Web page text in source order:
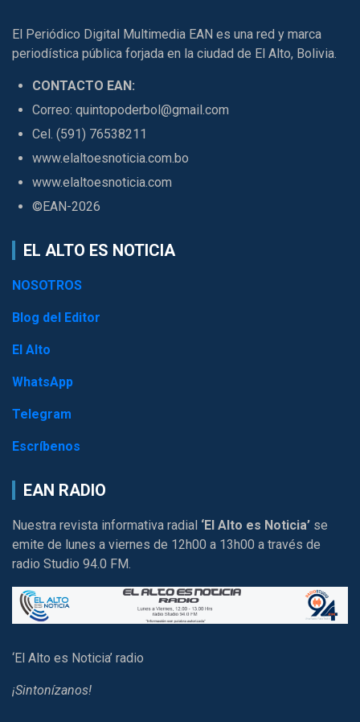
El Periódico Digital Multimedia EAN es una red y marca
periodística pública forjada en la ciudad de El Alto, Bolivia.
CONTACTO EAN:
Correo: quintopoderbol@gmail.com
Cel. (591) 76538211
www.elaltoesnoticia.com.bo
www.elaltoesnoticia.com
©EAN-2026
EL ALTO ES NOTICIA
NOSOTROS
Blog del Editor
El Alto
WhatsApp
Telegram
Escríbenos
EAN RADIO
Nuestra revista informativa radial ‘El Alto es Noticia’ se
emite de lunes a viernes de 12h00 a 13h00 a través de
radio Studio 94.0 FM.
‘El Alto es Noticia’ radio
¡Sintonízanos!